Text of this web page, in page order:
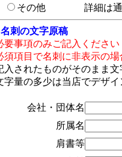
その他 詳細は
名刺の文字原稿
要事項のみご記入ください
須項目で名刺に非表示の
入されたものがそのまま
字量の多少は当店でデザ
会社・団体名
所属名
肩書等